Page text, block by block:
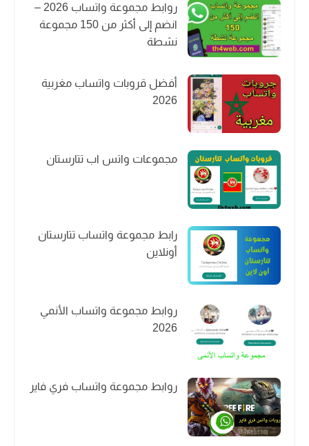
روابط مجموعة واتساب 2026 –
انضم إلى أكثر من 150 مجموعة
نشطة
أفضل قروبات واتساب مغربية
2026
مجموعات واتس اب تتارستان
رابط مجموعة واتساب تتارستان
أونلاين
روابط مجموعة واتساب الأنمي
2026
روابط مجموعة واتساب فري فاير